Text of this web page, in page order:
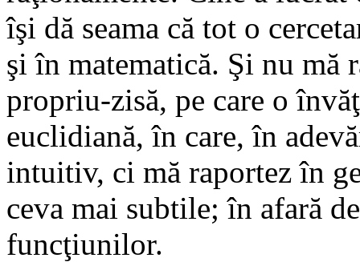
îşi dă seama că tot o
şi în matematică. Şi nu mă
propriu-zisă, pe care o
euclidiană, în care, în
intuitiv, ci mă raportez în
ceva mai subtile; în afară
funcţiunilor.